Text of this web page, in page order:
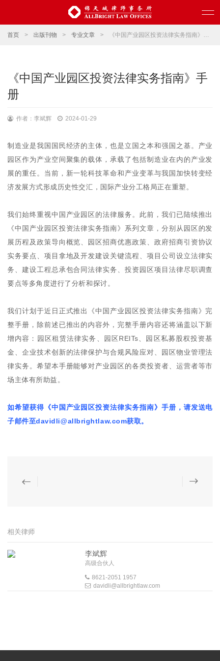
首页 > 出版刊物 > 专业文章 > 《中国产业园区投资法律实务指南》手册
《中国产业园区投资法律实务指南》手
册
作者：李斌辉 2024-01-29
制造业是我国国民经济的主体，也是立国之本和强国之基。产业
园区作为产业空间聚集的载体，承载了包括制造业在内的产业发
展的重任。当前，新一轮科技革命和产业变革与我国加快转变经
济发展方式形成历史性交汇，国际产业分工格局正在重塑。
我们始终重视中国产业园区的法律服务。此前，我们已陆续推出
《中国产业园区投资法律实务指南》系列文章，分别从园区的发
展历程及政策导向概览、园区招商优惠政策、政府招商引资协议
实务要点、项目拿地及开发建设关键流程、项目公司设立法律实
务、建设工程总承包合同法律实务、投资园区项目法律尽职调查
要点等多角度进行了分析和探讨。
我们计划于近日正式推出《中国产业园区投资法律实务指南》完
整手册，除前述已推出的内容外，完整手册内容还将涵盖以下新
增内容：园区租赁法律实务、园区REITs、园区私募股权投资基
金、企业技术创新的法律保护与合规风险应对、园区物业管理法
律实务。希望本手册能够对产业园区的各类投资者、运营者等市
场主体有所助益。
如希望获得《中国产业园区投资法律实务指南》手册，请发送电
子邮件至davidli@allbrightlaw.com获取。
相关律师
李斌辉
高级合伙人
8621-2051 1957
davidli@allbrightlaw.com